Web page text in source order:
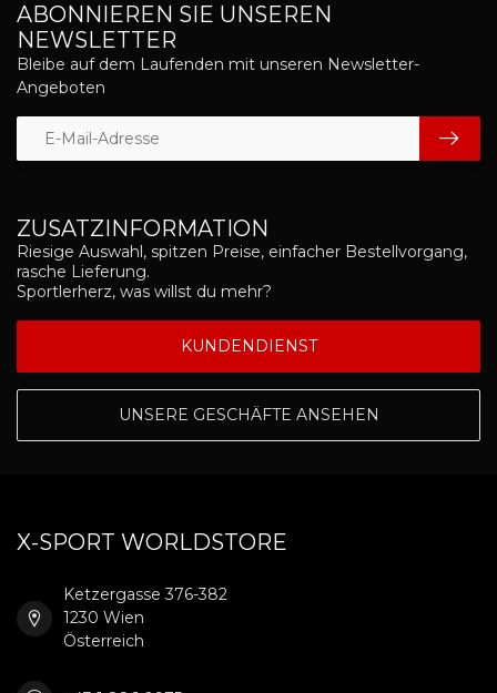
ZUSATZINFORMATION
Riesige Auswahl, spitzen Preise, einfacher Bestellvorgang,
rasche Lieferung.
Sportlerherz, was willst du mehr?
KUNDENDIENST
UNSERE GESCHÄFTE ANSEHEN
ABONNIEREN SIE UNSEREN
NEWSLETTER
Bleibe auf dem Laufenden mit unseren Newsletter-
Angeboten
X-SPORT WORLDSTORE
Ketzergasse 376-382
1230 Wien
Österreich